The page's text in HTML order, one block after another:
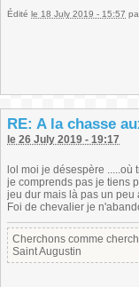
Édité le 18 July 2019 - 15:57
RE: A la chasse
le 26 July 2019 - 19:17
lol moi je désespère
je comprends pas je tiens
jeu dur mais là pas un peu
Foi de chevalier je
Cherchons comme
Saint Augustin